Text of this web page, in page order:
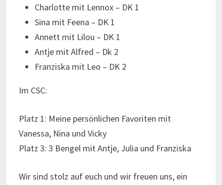
Charlotte mit Lennox – DK 1
Sina mit Feena – DK 1
Annett mit Lilou – DK 1
Antje mit Alfred – Dk 2
Franziska mit Leo – DK 2
Im CSC:
Platz 1: Meine persönlichen Favoriten mit
Vanessa, Nina und Vicky
Platz 3: 3 Bengel mit Antje, Julia und Franziska
Wir sind stolz auf euch und wir freuen uns, ein